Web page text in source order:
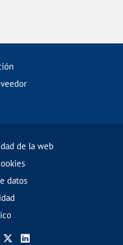
de la web
datos